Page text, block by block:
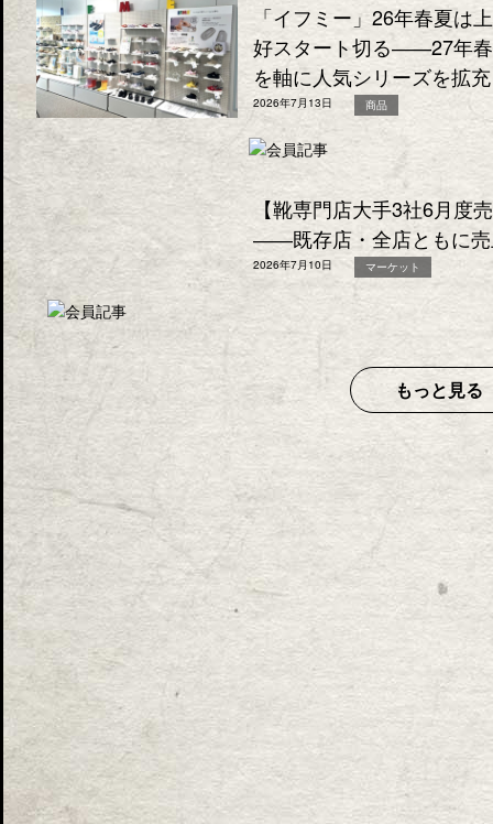
「イフミー」26年春夏は
好スタート切る――27年
を軸に人気シリーズを拡充
2026年7月13日 商品
【靴専門店大手3社6月度
――既存店・全店ともに売
2026年7月10日 マーケット
もっと見る